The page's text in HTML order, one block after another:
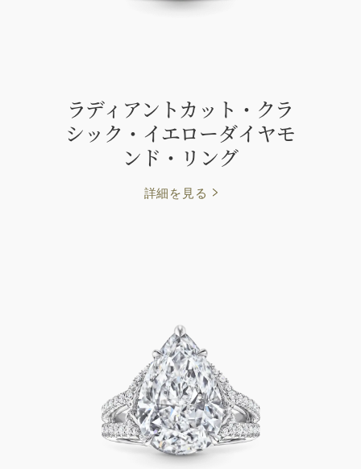
ラディアントカット・クラ
シック・イエローダイヤモ
ンド・リング
詳細を見る